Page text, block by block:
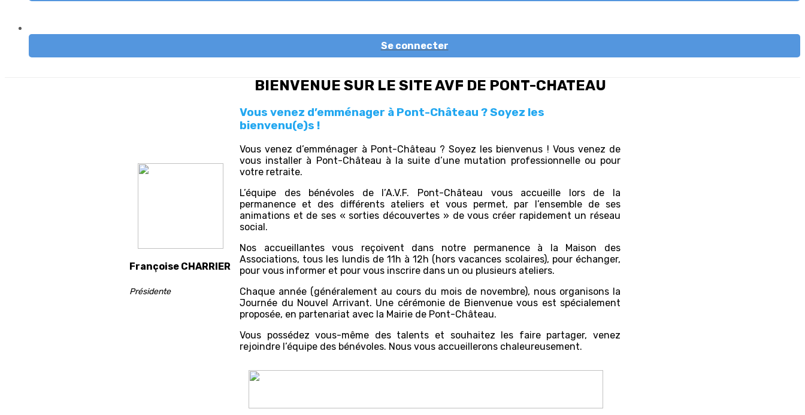
Se connecter
BIENVENUE SUR LE SITE AVF DE PONT-CHATEAU
Vous venez d’emménager à Pont-Château ? Soyez les
bienvenu(e)s !
Vous venez d’emménager à Pont-Château ? Soyez les bienvenus ! Vous venez de
vous installer à Pont-Château à la suite d’une mutation professionnelle ou pour
votre retraite.
L’équipe des bénévoles de l’A.V.F. Pont-Château vous accueille lors de la
permanence et des différents ateliers et vous permet, par l’ensemble de ses
animations et de ses « sorties découvertes » de vous créer rapidement un réseau
social.
Nos accueillantes vous reçoivent dans notre permanence à la Maison des
Associations, tous les lundis de 11h à 12h (hors vacances scolaires), pour échanger,
pour vous informer et pour vous inscrire dans un ou plusieurs ateliers.
Chaque année (généralement au cours du mois de novembre), nous organisons la
Journée du Nouvel Arrivant. Une cérémonie de Bienvenue vous est spécialement
proposée, en partenariat avec la Mairie de Pont-Château.
Vous possédez vous-même des talents et souhaitez les faire partager, venez
rejoindre l’équipe des bénévoles. Nous vous accueillerons chaleureusement.
Françoise CHARRIER
Présidente